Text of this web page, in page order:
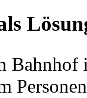
Bahnhof